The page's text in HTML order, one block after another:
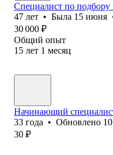
Специалист по подбору
47 лет • Была 15 июня
30 000 ₽
Общий опыт
15 лет 1 месяц
Начинающий
33 года • Обновлено
30 ₽